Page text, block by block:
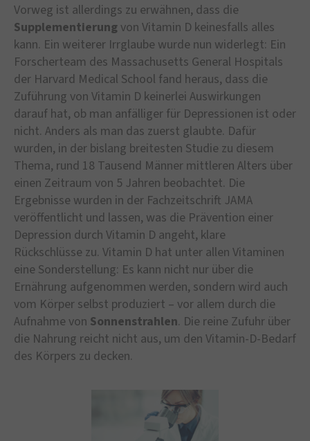
Vorweg ist allerdings zu erwähnen, dass die
Supplementierung von Vitamin D keinesfalls alles
kann. Ein weiterer Irrglaube wurde nun widerlegt: Ein
Forscherteam des Massachusetts General Hospitals
der Harvard Medical School fand heraus, dass die
Zuführung von Vitamin D keinerlei Auswirkungen
darauf hat, ob man anfälliger für Depressionen ist oder
nicht. Anders als man das zuerst glaubte. Dafür
wurden, in der bislang breitesten Studie zu diesem
Thema, rund 18 Tausend Männer mittleren Alters über
einen Zeitraum von 5 Jahren beobachtet. Die
Ergebnisse wurden in der Fachzeitschrift JAMA
veröffentlicht und lassen, was die Prävention einer
Depression durch Vitamin D angeht, klare
Rückschlüsse zu. Vitamin D hat unter allen Vitaminen
eine Sonderstellung: Es kann nicht nur über die
Ernährung aufgenommen werden, sondern wird auch
vom Körper selbst produziert – vor allem durch die
Aufnahme von Sonnenstrahlen. Die reine Zufuhr über
die Nahrung reicht nicht aus, um den Vitamin-D-Bedarf
des Körpers zu decken.